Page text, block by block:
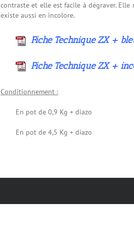
contraste et elle est facile à dégraver. Elle
existe aussi en incolore.
Fiche TechniqueZX +
Fiche Technique ZX +
Conditionnement :
En pot de 0,9 Kg + diazo
En pot de 4,5 Kg + diazo